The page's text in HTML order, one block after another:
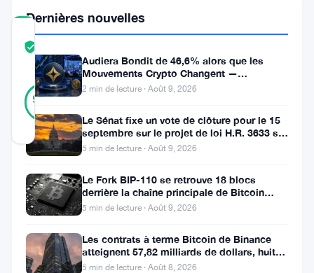
COMMUNITY
SCORE
90
Vérifié
10
Mis à jour 2 ans il y a
marché
des
cryptomonnaies
traverse
Dernières nouvelles
Audiera Bondit de 46,6% alors que les
Mouvements Crypto Changent —
Mouvements Quotidiens 9 Août
2 min de lecture · Août 9, 2026
Le Sénat fixe un vote de clôture pour le 15
septembre sur le projet de loi H.R. 3633 sur
le marché des cryptos
5 min de lecture · Août 9, 2026
Le Fork BIP-110 se retrouve 18 blocs
derrière la chaîne principale de Bitcoin
après la scission des Roughnecks
5 min de lecture · Août 9, 2026
Les contrats à terme Bitcoin de Binance
atteignent 57,82 milliards de dollars, huit
fois le volume du marché
5 min de lecture · Août 8, 2026